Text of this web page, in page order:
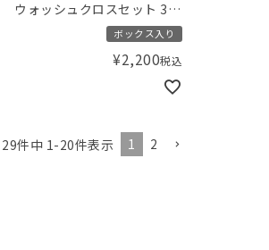
ウォッシュクロスセット 3枚
セット rock star ロックス
ボックス入り
¥2,200税込
29件中 1-20件表示 1 2